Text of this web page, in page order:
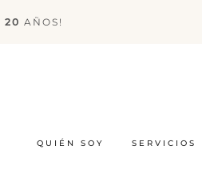
20 AÑOS!
QUIÉN SOY SERVICIOS